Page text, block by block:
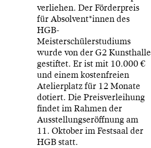
verliehen. Der Förderpreis
für Absolvent*innen des
HGB-
Meisterschülerstudiums
wurde von der G2 Kunsthalle
gestiftet. Er ist mit 10.000 €
und einem kostenfreien
Atelierplatz für 12 Monate
dotiert. Die Preisverleihung
findet im Rahmen der
Ausstellungseröffnung am
11. Oktober im Festsaal der
HGB statt.